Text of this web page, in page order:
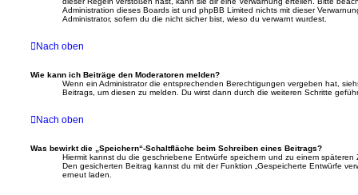
Administration dieses Boards ist und phpBB Limited nichts mit dieser
Administrator, sofern du die nicht sicher bist, wieso du verwarnt wurdest.
Nach oben
Wie kann ich Beiträge den Moderatoren melden?
Wenn ein Administrator die entsprechenden Berechtigungen vergeben hat,
Beitrags, um diesen zu melden. Du wirst dann durch die weiteren Schritte
Nach oben
Was bewirkt die „Speichern“-Schaltfläche beim Schreiben eines Beitrags?
Hiermit kannst du die geschriebene Entwürfe speichern und zu einem
Den gesicherten Beitrag kannst du mit der Funktion „Gespeicherte Entwürfe
erneut laden.